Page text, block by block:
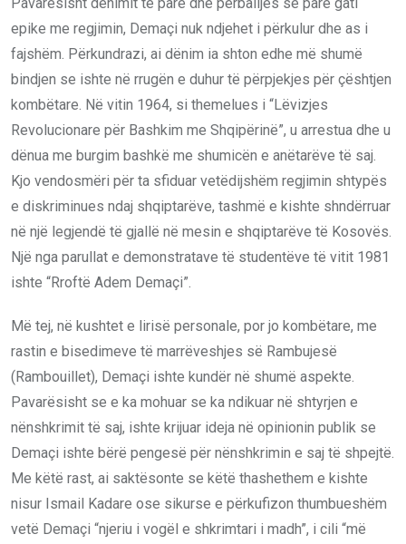
epike me regjimin, Demaçi nuk ndjehet i përkulur dhe as i
fajshëm. Përkundrazi, ai dënim ia shton edhe më shumë
bindjen se ishte në rrugën e duhur të përpjekjes për çështjen
kombëtare. Në vitin 1964, si themelues i “Lëvizjes
Revolucionare për Bashkim me Shqipërinë”, u arrestua dhe u
dënua me burgim bashkë me shumicën e anëtarëve të saj.
Kjo vendosmëri për ta sfiduar vetëdijshëm regjimin shtypës
e diskriminues ndaj shqiptarëve, tashmë e kishte shndërruar
në një legjendë të gjallë në mesin e shqiptarëve të Kosovës.
Një nga parullat e demonstratave të studentëve të vitit 1981
ishte “Rroftë Adem Demaçi”.
Më tej, në kushtet e lirisë personale, por jo kombëtare, me
rastin e bisedimeve të marrëveshjes së Rambujesë
(Rambouillet), Demaçi ishte kundër në shumë aspekte.
Pavarësisht se e ka mohuar se ka ndikuar në shtyrjen e
nënshkrimit të saj, ishte krijuar ideja në opinionin publik se
Demaçi ishte bërë pengesë për nënshkrimin e saj të shpejtë.
Me këtë rast, ai saktësonte se këtë thashethem e kishte
nisur Ismail Kadare ose sikurse e përkufizon thumbueshëm
vetë Demaçi “njeriu i vogël e shkrimtari i madh”, i cili “më